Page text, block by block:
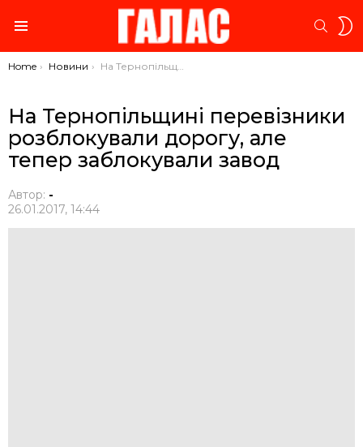
You are here:
Home Новини На Тернопільщині перевізники розблокували дорогу, але тепер заблокували завод
На Тернопільщині перевізники
розблокували дорогу, але
тепер заблокували завод
Автор: -
26.01.2017, 14:44